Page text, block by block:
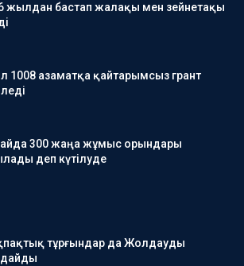
жылдан бастап жалақы мен зейнетақы
1008 азаматқа қайтарымсыз грант
300 жаңа жұмыс орындары
деп күтілуде
тұрғындар да Жолдауды